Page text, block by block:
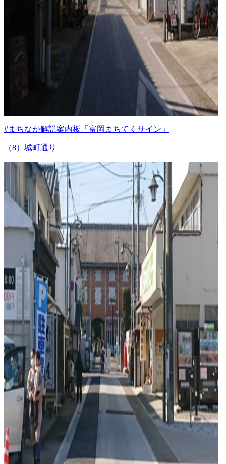
#まちなか解説案内板「富岡まちてくサイン」
（8）城町通り